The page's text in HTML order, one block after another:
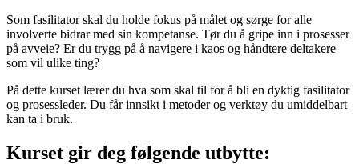
Som fasilitator skal du holde fokus på målet og sørge for alle
involverte bidrar med sin kompetanse. Tør du å gripe inn i prosesser
på avveie? Er du trygg på å navigere i kaos og håndtere deltakere
som vil ulike ting?
På dette kurset lærer du hva som skal til for å bli en dyktig fasilitator
og prosessleder. Du får innsikt i metoder og verktøy du umiddelbart
kan ta i bruk.
Kurset gir deg følgende utbytte: